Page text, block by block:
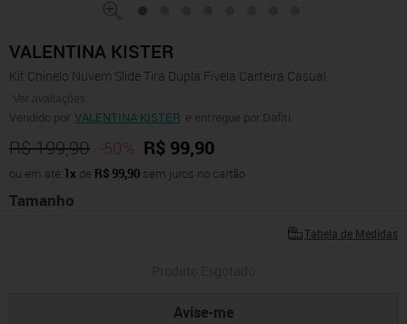
VALENTINA KISTER
Kit Chinelo Nuvem Slide Tira Dupla Fivela Carteira Casual
Ver avaliações
Vendido por VALENTINA KISTER e entregue por Dafiti
R$ 199,90 -50% R$ 99,90
ou em até 1x de R$ 99,90 sem juros no cartão
Tamanho
Tabela de Medidas
Avise-me